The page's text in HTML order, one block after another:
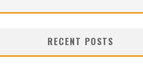
RECENT POSTS